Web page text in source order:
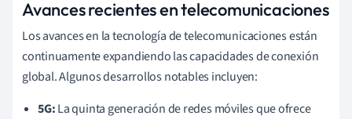
Avances recientes en telecomunicaciones
Los avances en la tecnología de telecomunicaciones están
continuamente expandiendo las capacidades de conexión
global. Algunos desarrollos notables incluyen:
5G:La quinta generación de redes móviles que ofrece